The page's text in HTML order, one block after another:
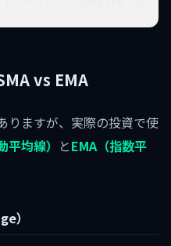
vs EMA
りますが、実際の投資で使
均線） とEMA（指数平
）